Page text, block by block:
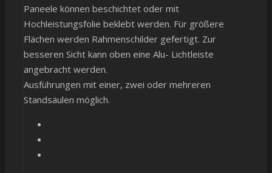
Paneele können beschichtet oder mit
Hochleistungsfolie beklebt werden. Für größere
Flächen werden Rahmenschilder gefertigt. Zur
besseren Sicht kann oben eine Alu- Lichtleiste
angebracht werden.
Ausführungen mit einer, zwei oder mehreren
Standsäulen möglich.